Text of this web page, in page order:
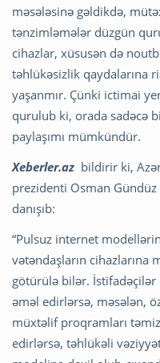
məsələsinə gəldikdə,
tənzimləmələr düzgün
cihazlar, xüsusən də
təhlükəsizlik qaydalarına
yaşanmır. Çünki ictimai
qurulub ki, orada sadəcə
paylaşımı mümkündür.
Xeberler.az bildirir ki,
prezidenti Osman Gündüz
danışıb:
“Pulsuz internet
vətəndaşların
götürülə bilər.
əməl edirlərsə, məsələn,
müxtəlif proqramları
edirlərsə, təhlükəli